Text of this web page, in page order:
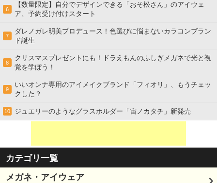
6
【数量限定】自分でデザインできる「おそ松さん」のアイウェ
ア、予約受け付けスタート
7
ダレノガレ明美プロデュース！色選びに悩まないカラコンブラン
ド誕生
8
クリスマスプレゼントにも！ドラえもんのふしぎメガネで光と視
覚を学ぼう！
9
いいオンナ専用のアイメイクブランド「フィオリ」、もうチェッ
クした？
10 ジュエリーのようなグラスホルダー「宙ノカタチ」新発売
カテゴリ一覧
メガネ・アイウェア